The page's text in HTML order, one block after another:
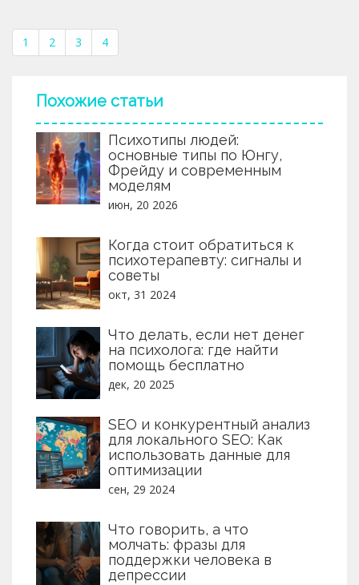
1 2 3 4
Похожие статьи
Психотипы людей:
основные типы по Юнгу,
Фрейду и современным
моделям
июн, 20 2026
Когда стоит обратиться к
психотерапевту: сигналы и
советы
окт, 31 2024
Что делать, если нет денег
на психолога: где найти
помощь бесплатно
дек, 20 2025
SEO и конкурентный анализ
для локального SEO: Как
использовать данные для
оптимизации
сен, 29 2024
Что говорить, а что
молчать: фразы для
поддержки человека в
депрессии